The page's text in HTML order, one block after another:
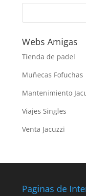
Webs Amigas
Tienda de padel
Muñecas Fofuchas
Mantenimiento
Viajes Singles
Venta Jacuzzi
Paginas de